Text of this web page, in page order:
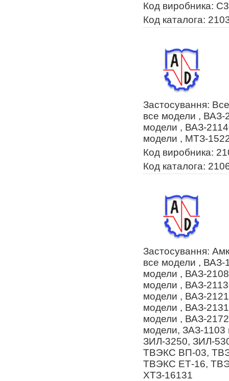
Код виробника:
Код каталога:
Застосування:
все модели , ВАЗ-
модели , ВАЗ-
модели , МТЗ-
Код виробника:
Код каталога:
Застосування:
все модели , ВАЗ-
модели , ВАЗ-
модели , ВАЗ-
модели , ВАЗ-
модели , ВАЗ-
модели , ВАЗ-
модели, ЗАЗ-1103
ЗИЛ-3250, ЗИЛ-
ТВЭКС ВП-03,
ТВЭКС ЕТ-16,
ХТЗ-16131